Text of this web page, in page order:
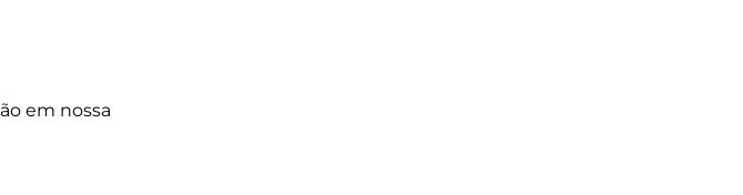
em nossa